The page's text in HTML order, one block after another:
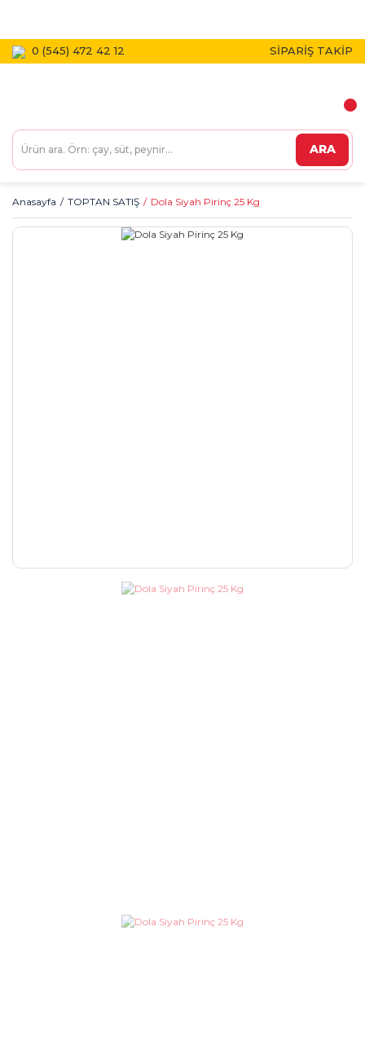
0 (545) 472 42 12 SİPARİŞ TAKİP
ARA
Anasayfa TOPTAN SATIŞ Dola Siyah Pirinç 25 Kg